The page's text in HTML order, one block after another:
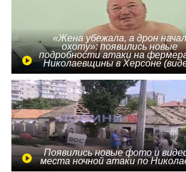
«Жена убежала, а дрон начал
охоту»: появились новые
подробности атаки на
Николаевщины в Херсоне
Появились новые фото и
места ночной атаки по